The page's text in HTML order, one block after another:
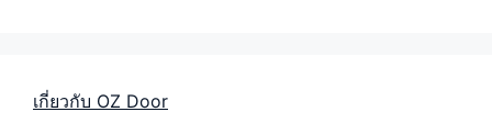
เกี่ยวกับ OZ Door